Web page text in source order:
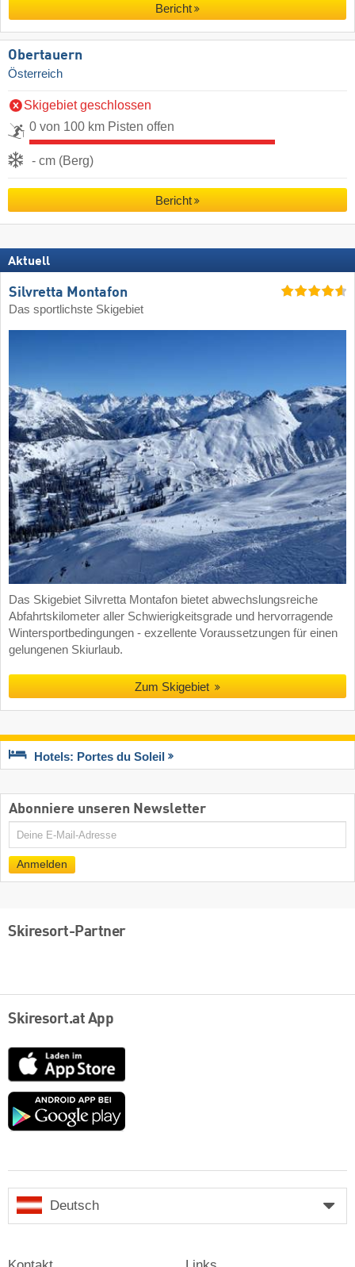
Bericht
Obertauern
Österreich
Skigebiet geschlossen
0 von 100 km Pisten offen
- cm (Berg)
Bericht
Aktuell
Silvretta Montafon
Das sportlichste Skigebiet
Das Skigebiet Silvretta Montafon bietet abwechslungsreiche
Abfahrtskilometer aller Schwierigkeitsgrade und hervorragende
Wintersportbedingungen - exzellente Voraussetzungen für einen
gelungenen Skiurlaub.
Zum Skigebiet
Hotels: Portes du Soleil
Abonniere unseren Newsletter
E-
Anmelden
Skiresort-Partner
Skiresort.at App
App
Store
Google
Deutsch